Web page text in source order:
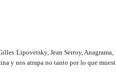
Lipovetsky, Jean Serroy,
y nos atrapa no tanto por lo que